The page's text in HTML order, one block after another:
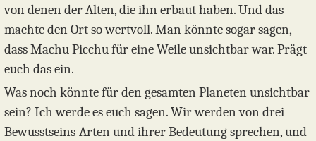
von denen der Alten, die ihn erbaut haben. Und das
machte den Ort so wertvoll. Man könnte sogar sagen,
dass Machu Picchu für eine Weile unsichtbar war. Prägt
euch das ein.
Was noch könnte für den gesamten Planeten unsichtbar
sein? Ich werde es euch sagen. Wir werden von drei
Bewusstseins-Arten und ihrer Bedeutung sprechen, und